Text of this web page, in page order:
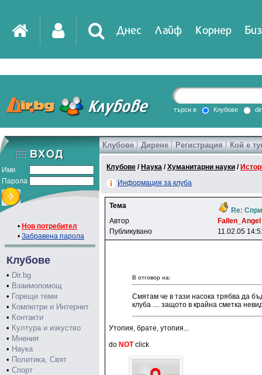
Днес Лайф Корнер
DirTV Impressio
Games
търси в Клубове
Име
Парола
• Нов потребител
• Забравена парола
Клубове
• Dir.bg
• Взаимопомощ
• Горещи теми
• Компютри и Интернет
• Контакти
• Култура и изкуство
• Мнения
• Наука
• Политика, Свят
• Спорт
Клубове Дирене Регистрация Кой е
Клубове / Наука /Хуманитарни науки /
Информация за клуба
Тема
Re:
Автор
Fallen_Angel
Публикувано
11.02.05
В отговор на:
Смятам че в тази насока трябва да
клуба .... защото в крайна сметка
Утопия, брате, утопия...
do NOTclick